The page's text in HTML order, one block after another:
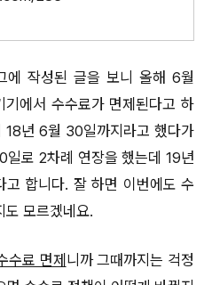
에 작성된 글을 보니 올해 6월
에서 수수료가 면제된다고 하
18년 6월 30일까지라고 했다가
로 2차례 연장을 했는데 19년
고 합니다. 잘 하면 이번에도 수
도 모르겠네요.
수료 면제 니까 그때까지는 걱정